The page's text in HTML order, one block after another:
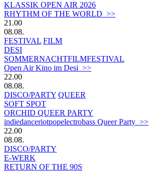
KLASSIK OPEN AIR 2026
RHYTHM OF THE WORLD >>
21.00
08.08.
FESTIVAL FILM
DESI
SOMMERNACHTFILMFESTIVAL
Open Air Kino im Desi >>
22.00
08.08.
DISCO/PARTY QUEER
SOFT SPOT
ORCHID QUEER PARTY
indiedanceriotpopelectrobass Queer Party >>
22.00
08.08.
DISCO/PARTY
E-WERK
RETURN OF THE 90S